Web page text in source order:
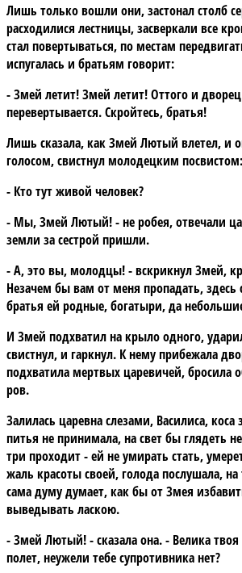
Лишь только вошли они, застонал столб
расходилися лестницы, засверкали все
стал повертываться, по местам
испугалась и братьям говорит:
- Змей летит! Змей летит! Оттого и
перевертывается. Скройтесь, братья!
Лишь сказала, как Змей Лютый влетел, и
голосом, свистнул молодецким посвистом:
- Кто тут живой человек?
- Мы, Змей Лютый! - не робея, отвечали
земли за сестрой пришли.
- А, это вы, молодцы! - вскрикнул Змей,
Незачем бы вам от меня пропадать, здесь
братья ей родные, богатыри, да
И Змей подхватил на крыло одного,
свистнул, и гаркнул. К нему прибежала
подхватила мертвых царевичей, бросила
ров.
Залилась царевна слезами, Василиса,
питья не принимала, на свет бы глядеть
три проходит - ей не умирать стать,
жаль красоты своей, голода послушала,
сама думу думает, как бы от Змея
выведывать ласкою.
- Змей Лютый! - сказала она. - Велика твоя
полет, неужели тебе супротивника нет?